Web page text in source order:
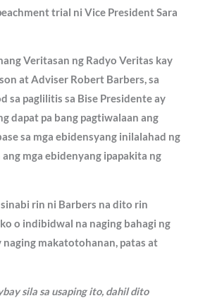
trial ni Vice President Sara
Veritasan ng Radyo Veritas kay
at Adviser Robert Barbers, sa
sa paglilitis sa Bise Presidente ay
dapat pa bang pagtiwalaan ang
sa mga ebidensyang inilalahad ng
mga ebidenyang ipapakita ng
rin ni Barbers na dito rin
o indibidwal na naging bahagi ng
naging makatotohanan, patas at
sila sa usaping ito, dahil dito